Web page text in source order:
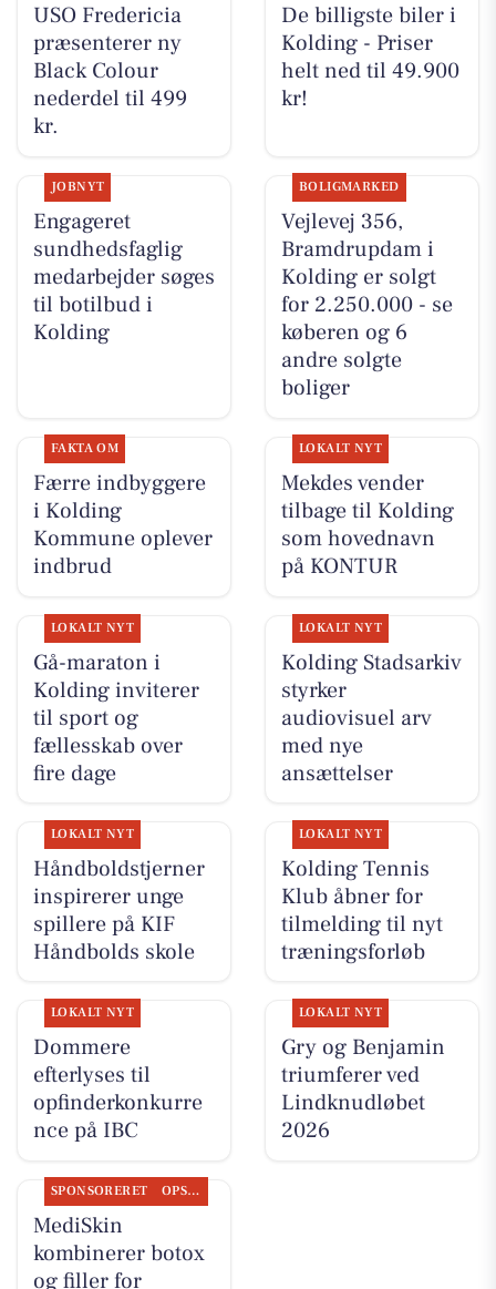
USO Fredericia
præsenterer ny
Black Colour
nederdel til 499
kr.
De billigste biler i
Kolding - Priser
helt ned til 49.900
kr!
JOBNYT
Engageret
sundhedsfaglig
medarbejder søges
til botilbud i
Kolding
BOLIGMARKED
Vejlevej 356,
Bramdrupdam i
Kolding er solgt
for 2.250.000 - se
køberen og 6
andre solgte
boliger
FAKTA OM
Færre indbyggere
i Kolding
Kommune oplever
indbrud
LOKALT NYT
Mekdes vender
tilbage til Kolding
som hovednavn
på KONTUR
LOKALT NYT
Gå-maraton i
Kolding inviterer
til sport og
fællesskab over
fire dage
LOKALT NYT
Kolding Stadsarkiv
styrker
audiovisuel arv
med nye
ansættelser
LOKALT NYT
Håndboldstjerner
inspirerer unge
spillere på KIF
Håndbolds skole
LOKALT NYT
Kolding Tennis
Klub åbner for
tilmelding til nyt
træningsforløb
LOKALT NYT
Dommere
efterlyses til
opfinderkonkurre
nce på IBC
LOKALT NYT
Gry og Benjamin
triumferer ved
Lindknudløbet
2026
SPONSORERET OPSLAGSTAVLEN
MediSkin
kombinerer botox
og filler for